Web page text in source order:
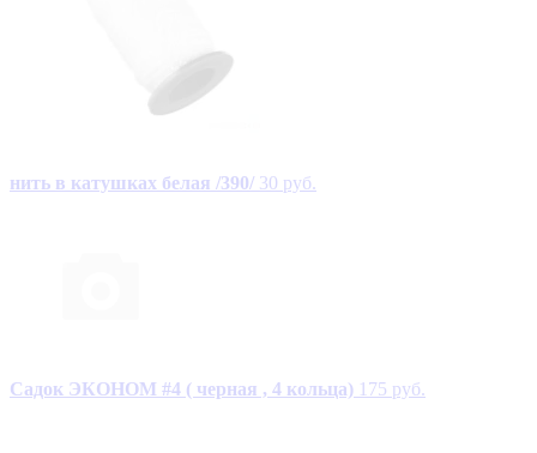
нить в катушках белая /390/ 30 руб.
Садок ЭКОНОМ #4 ( черная , 4 кольца) 175 руб.